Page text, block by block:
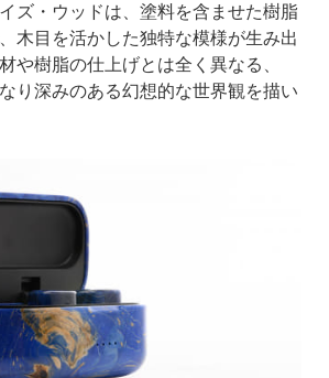
ズ・ウッドは、塗料を含ませた樹脂
木目を活かした独特な模様が生み出
や樹脂の仕上げとは全く異なる、
り深みのある幻想的な世界観を描い